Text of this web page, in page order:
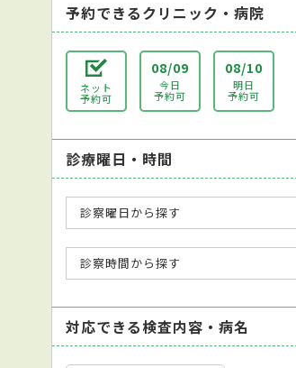
予約できるクリニック・病院
ネット
予約可
08/09
今日
予約可
08/10
明日
予約可
診療曜日・時間
診察曜日から探す
診察時間から探す
対応できる検査内容・病名